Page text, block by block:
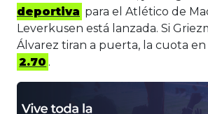
deportiva para el Atlético de
Leverkusen está lanzada. Si
Álvarez tiran a puerta, la cuota en
2.70 .